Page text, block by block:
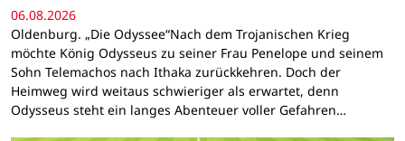
06.08.2026
Oldenburg. „Die Odyssee“Nach dem Trojanischen Krieg
möchte König Odysseus zu seiner Frau Penelope und seinem
Sohn Telemachos nach Ithaka zurückkehren. Doch der
Heimweg wird weitaus schwieriger als erwartet, denn
Odysseus steht ein langes Abenteuer voller Gefahren…